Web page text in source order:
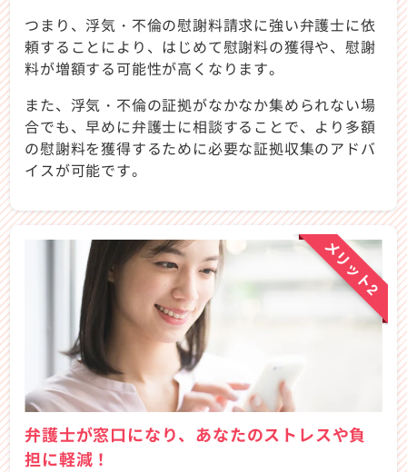
つまり、浮気・不倫の慰謝料請求に強い弁護士に依
頼することにより、はじめて慰謝料の獲得や、慰謝
料が増額する可能性が高くなります。
また、浮気・不倫の証拠がなかなか集められない場
合でも、早めに弁護士に相談することで、より多額
の慰謝料を獲得するために必要な証拠収集のアドバ
イスが可能です。
弁護士が窓口になり、あなたのストレスや負
担に軽減！
メリット2